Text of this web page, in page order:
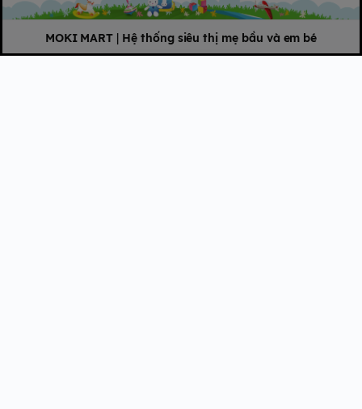
MOKI MART | Hệ thống siêu thị mẹ bầu và em bé